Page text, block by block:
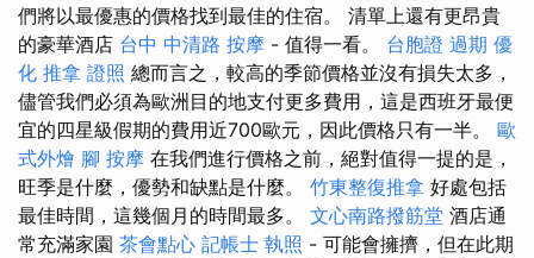
們將以最優惠的價格找到最佳的住宿。 清單上還有更昂貴
的豪華酒店 台中 中清路 按摩 - 值得一看。 台胞證 過期 優
化 推拿 證照 總而言之，較高的季節價格並沒有損失太多，
儘管我們必須為歐洲目的地支付更多費用，這是西班牙最便
宜的四星級假期的費用近700歐元，因此價格只有一半。 歐
式外燴 腳 按摩 在我們進行價格之前，絕對值得一提的是，
旺季是什麼，優勢和缺點是什麼。 竹東整復推拿 好處包括
最佳時間，這幾個月的時間最多。 文心南路撥筋堂 酒店通
常充滿家園 茶會點心 記帳士 執照 - 可能會擁擠，但在此期